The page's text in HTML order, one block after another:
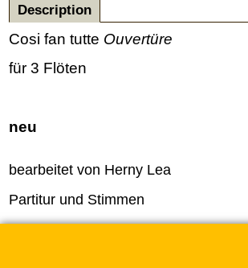
Description
Cosi fan tutte Ouvertüre
für 3 Flöten
neu
bearbeitet von Herny Lea
Partitur und Stimmen